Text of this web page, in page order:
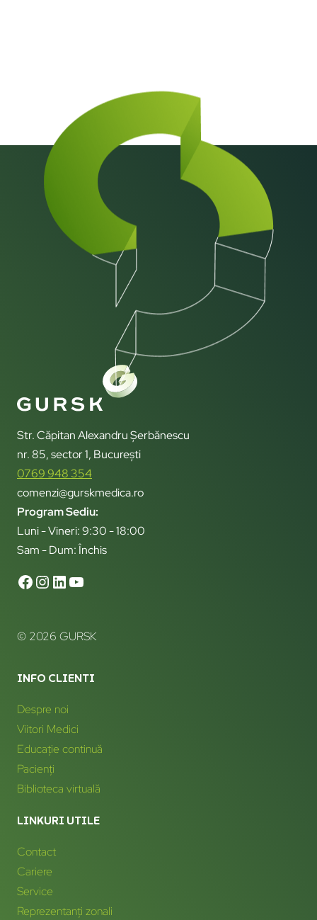
Str. Căpitan Alexandru Șerbănescu
nr. 85, sector 1, București
0769 948 354
comenzi@gurskmedica.ro
Program Sediu:
Luni - Vineri: 9:30 - 18:00
Sam - Dum: Închis
© 2026 GURSK
INFO CLIENTI
Despre noi
Viitori Medici
Educație continuă
Pacienți
Biblioteca virtuală
LINKURI UTILE
Contact
Cariere
Service
Reprezentanți zonali